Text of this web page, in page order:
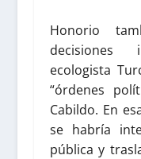
Honorio
decisiones
ecologista
“órdenes
Cabildo. En
se habría
pública y